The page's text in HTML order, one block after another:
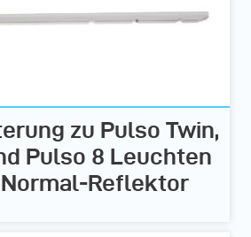
zu Pulso Twin,
Pulso 8 Leuchten
Reflektor